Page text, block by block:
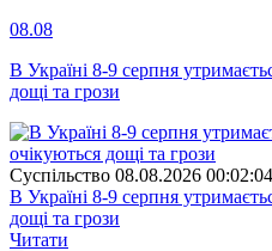
08.08
В Україні 8-9 серпня
дощі та грози
Суспiльство 08.08.2026 00:02:04
В Україні 8-9 серпня
дощі та грози
Читати